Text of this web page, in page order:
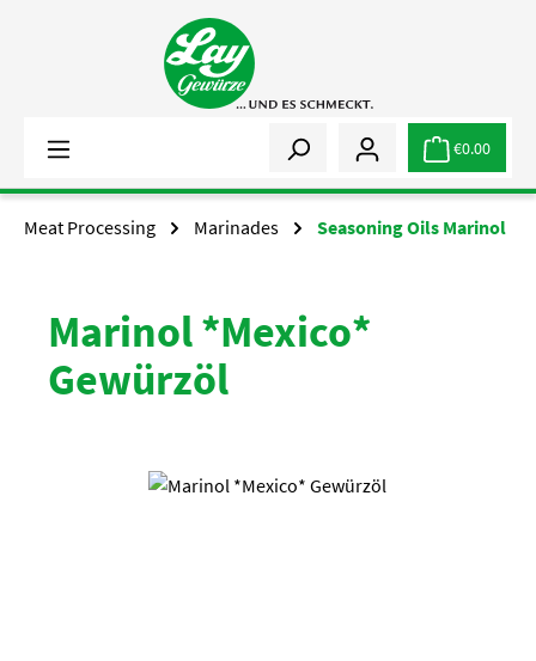
€0.00
Meat Processing Marinades Seasoning Oils Marinol
Marinol *Mexico*
Gewürzöl
Skip image gallery